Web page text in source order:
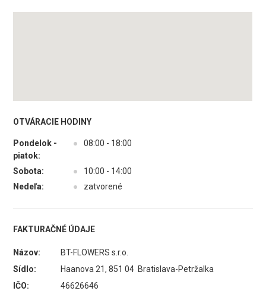
OTVÁRACIE HODINY
Pondelok -
piatok:
● 08:00 - 18:00
Sobota: ●
10:00 - 14:00
Nedeľa:
● zatvorené
FAKTURAČNÉ ÚDAJE
Názov:
BT-FLOWERS s.r.o.
Sídlo:
Haanova 21, 851 04 Bratislava-Petržalka
IČO:
46626646